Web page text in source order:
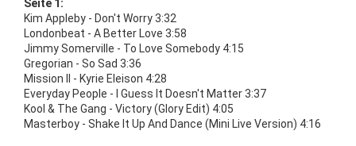
Seite 1:
Kim Appleby - Don't Worry 3:32
Londonbeat - A Better Love 3:58
Jimmy Somerville - To Love Somebody 4:15
Gregorian - So Sad 3:36
Mission II - Kyrie Eleison 4:28
Everyday People - I Guess It Doesn't Matter 3:37
Kool & The Gang - Victory (Glory Edit) 4:05
Masterboy - Shake It Up And Dance (Mini Live Version) 4:16